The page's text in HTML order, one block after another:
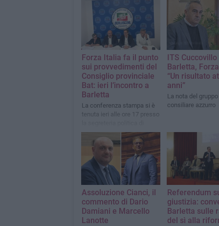
Forza Italia fa il punto
sui provvedimenti del
Consiglio provinciale
Bat: ieri l’incontro a
Barletta
La conferenza stampa si è
tenuta ieri alle ore 17 presso
Forza Italia a Barletta
ITS Cuccovillo
Barletta,
“Un risultato
anni”
La nota del gruppo
consiliare azzurro
Assoluzione Cianci, il
commento di Dario
Damiani e Marcello
Lanotte
Referendum
giustizia:
Barletta sulle
del sì alla